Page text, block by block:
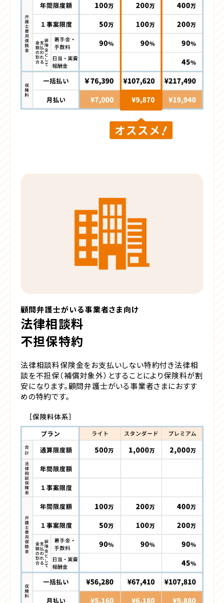
顧問弁護士がいる事業者さま向け
法律相談料
不担保特約
法律相談料保険金をお支払いしない特約付き法律相
談を不担保（補償対象外）とすることにより保険料が割
安になります。顧問弁護士がいる事業者さまにおすす
めの特約です。